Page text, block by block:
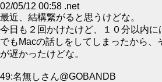
02/05/12 00:58 .net
最近、結構繋がると思うけどな。
今日も２回かけたけど、１０分以内に
でもMacの話しをしてしまったから、
が遅かったけどな。
49:名無しさん@GOBANDB